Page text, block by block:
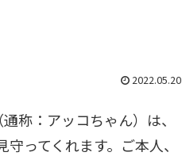
2022.05.20
称：アッコちゃん）は、
ってくれます。ご本人、